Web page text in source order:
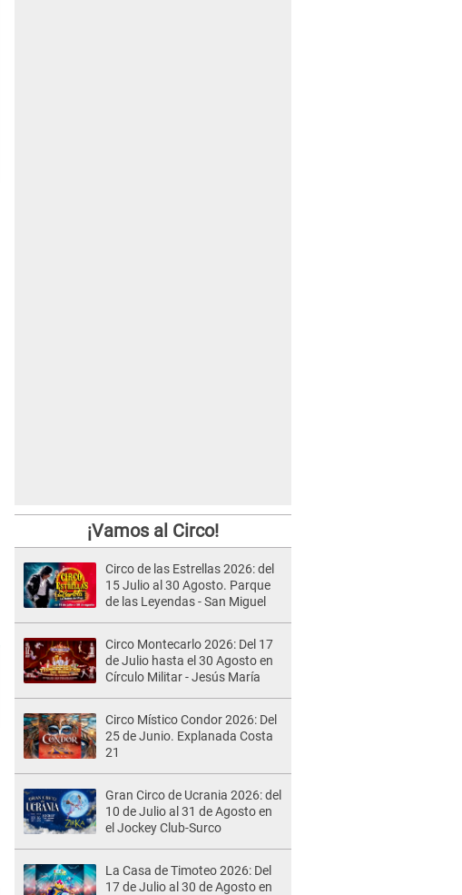
¡Vamos al Circo!
Circo de las Estrellas 2026: del
15 Julio al 30 Agosto. Parque
de las Leyendas - San Miguel
Circo Montecarlo 2026: Del 17
de Julio hasta el 30 Agosto en
Círculo Militar - Jesús María
Circo Místico Condor 2026: Del
25 de Junio. Explanada Costa
21
Gran Circo de Ucrania 2026: del
10 de Julio al 31 de Agosto en
el Jockey Club-Surco
La Casa de Timoteo 2026: Del
17 de Julio al 30 de Agosto en